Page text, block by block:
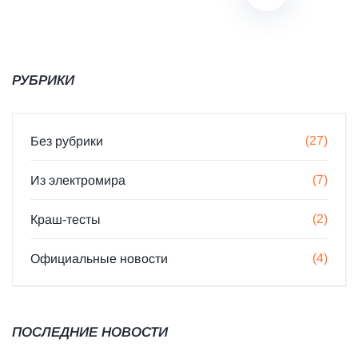
РУБРИКИ
Без рубрики (27)
Из электромира (7)
Краш-тесты (2)
Официальные новости (4)
ПОСЛЕДНИЕ НОВОСТИ